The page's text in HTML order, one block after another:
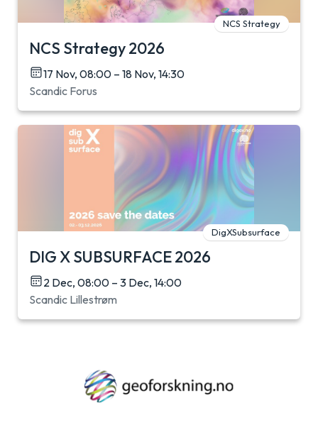
NCS Strategy
NCS Strategy 2026
17 Nov, 08:00 – 18 Nov, 14:30
Scandic Forus
DigXSubsurface
DIG X SUBSURFACE 2026
2 Dec, 08:00 – 3 Dec, 14:00
Scandic Lillestrøm